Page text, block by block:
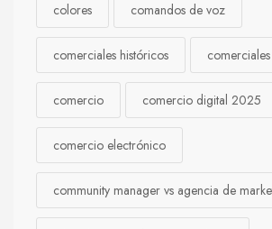
colores comandos de voz
comerciales históricos
comercio comercio digital 2025
comercio electrónico
community manager vs agencia de